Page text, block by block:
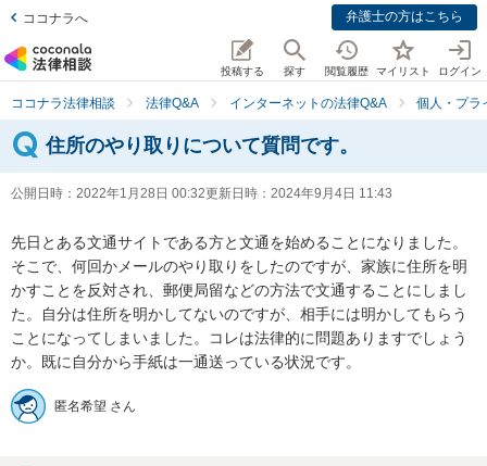
ココナラへ 弁護士の方はこちら
投稿する 探す 閲覧履歴 マイリスト ログイン
ココナラ法律相談 法律Q&A インターネットの法律Q&A 個人・プラ
住所のやり取りについて質問です。
公開日時： 2022年1月28日 00:32更新日時： 2024年9月4日 11:43
先日とある文通サイトである方と文通を始めることになりました。
そこで、何回かメールのやり取りをしたのですが、家族に住所を明
かすことを反対され、郵便局留などの方法で文通することにしまし
た。自分は住所を明かしてないのですが、相手には明かしてもらう
ことになってしまいました。コレは法律的に問題ありますでしょう
か。既に自分から手紙は一通送っている状況です。
匿名希望 さん